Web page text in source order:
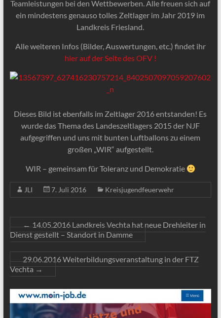
Teamleistungen bei den Wettbewerben. Alle freuen sich auf
ein mindestens genauso tolles Zeltlager im Jahr 2019 im
Landkreis Friesland.
Alle weiteren Infos (Bilder, Auswertungen, etc.) findet ihr
hier auf der Seite des OFV !
Dieses Bild ist ebenfalls im Zeltlager 2016 entstanden! Es
wurde das Thema des Landeszeltlagers 2015 der NJF
aufgegriffen und uns mit bunten Luftballons zu einem
großen „WIR“ aufgestellt.
WIR – gemeinsam für Toleranz und Demokratie
JLI 7. Juli 2016 Kreisjugendfeuerwehr
←14.05.2016 Landkreis Vechta hat neue Drehleiter in
Dienst gestellt – Standort in Damme
29.06.2016 Weiterbildungsveranstaltung in der FTZ
Vechta→